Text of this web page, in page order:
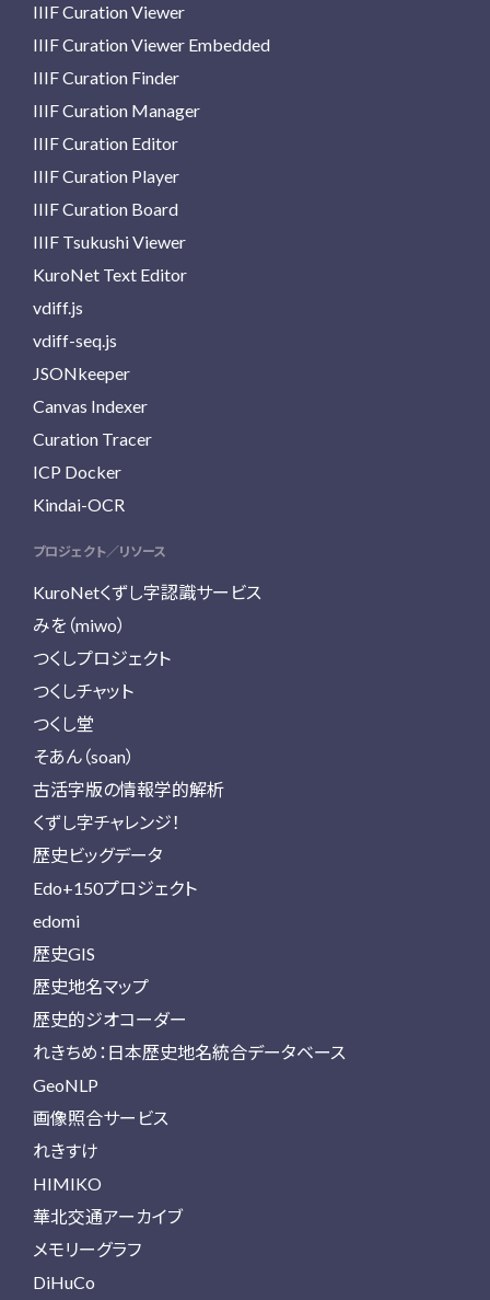
IIIF Curation Viewer
IIIF Curation Viewer Embedded
IIIF Curation Finder
IIIF Curation Manager
IIIF Curation Editor
IIIF Curation Player
IIIF Curation Board
IIIF Tsukushi Viewer
KuroNet Text Editor
vdiff.js
vdiff-seq.js
JSONkeeper
Canvas Indexer
Curation Tracer
ICP Docker
Kindai-OCR
プロジェクト／リソース
KuroNetくずし字認識サービス
みを（miwo）
つくしプロジェクト
つくしチャット
つくし堂
そあん（soan）
古活字版の情報学的解析
くずし字チャレンジ！
歴史ビッグデータ
Edo+150プロジェクト
edomi
歴史GIS
歴史地名マップ
歴史的ジオコーダー
れきちめ：日本歴史地名統合データベース
GeoNLP
画像照合サービス
れきすけ
HIMIKO
華北交通アーカイブ
メモリーグラフ
DiHuCo